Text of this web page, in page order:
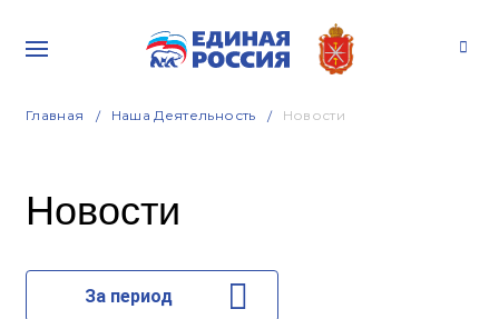
Главная Наша Деятельность Новости
Новости
За период